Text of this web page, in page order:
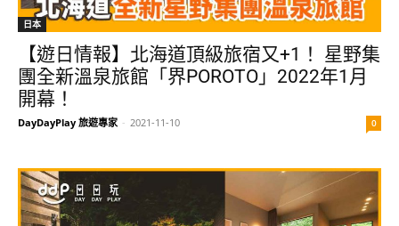
日本
【遊日情報】北海道頂級旅宿又+1！ 星野集
團全新溫泉旅館「界POROTO」2022年1月
開幕！
DayDayPlay 旅遊專家 - 2021-11-10 0